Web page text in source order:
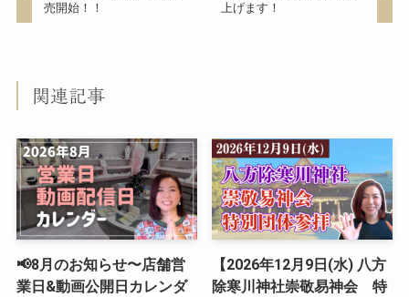
売開始！！
上げます！
関連記事
📢8月のお知らせ〜店舗営
業日&動画公開日カレンダ
【2026年12月9日(水) 八方
除寒川神社崇敬易神会 特